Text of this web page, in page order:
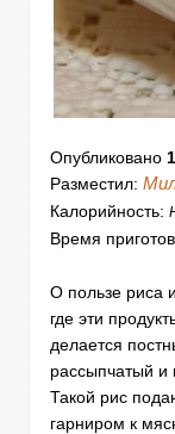
Опубликовано
Разместил:
Калорийность:
Время
О пользе риса
где эти
делается
рассыпчатый и
Такой рис
гарниром к